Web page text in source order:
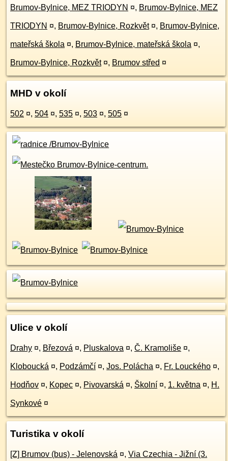
Brumov-Bylnice, MEZ TRIODYN ¤, Brumov-Bylnice, MEZ
TRIODYN ¤, Brumov-Bylnice, Rozkvět ¤, Brumov-Bylnice,
mateřská škola ¤, Brumov-Bylnice, mateřská škola ¤,
Brumov-Bylnice, Rozkvět ¤, Brumov střed ¤
MHD v okolí
502 ¤, 504 ¤, 535 ¤, 503 ¤, 505 ¤
Ulice v okolí
Drahy ¤, Březová ¤, Pluskalova ¤, Č. Kramoliše ¤,
Kloboucká ¤, Podzámčí ¤, Jos. Polácha ¤, Fr. Louckého ¤,
Hodňov ¤, Kopec ¤, Pivovarská ¤, Školní ¤, 1. května ¤, H.
Synkové ¤
Turistika v okolí
[Z] Brumov (bus) - Jelenovská ¤, Via Czechia - Jižní (3.